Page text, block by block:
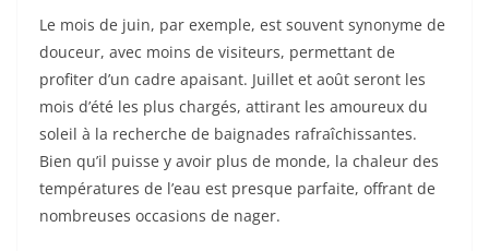
Le mois de juin, par exemple, est souvent synonyme de
douceur, avec moins de visiteurs, permettant de
profiter d’un cadre apaisant. Juillet et août seront les
mois d’été les plus chargés, attirant les amoureux du
soleil à la recherche de baignades rafraîchissantes.
Bien qu’il puisse y avoir plus de monde, la chaleur des
températures de l’eau est presque parfaite, offrant de
nombreuses occasions de nager.